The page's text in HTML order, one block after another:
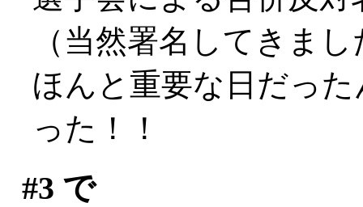
（当然署名してきま
ほんと重要な日だっ
った！！
#3 で